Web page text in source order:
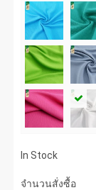
In Stock
จำนวนสั่งซื้อ